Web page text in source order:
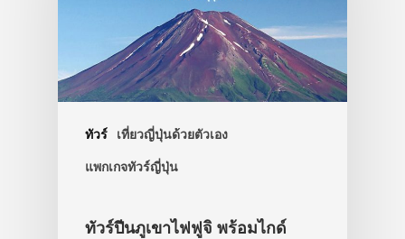
ทัวร์ เที่ยวญี่ปุ่นด้วยตัวเอง
แพกเกจทัวร์ญี่ปุ่น
ทัวร์ปีนภูเขาไฟฟูจิ พร้อมไกด์